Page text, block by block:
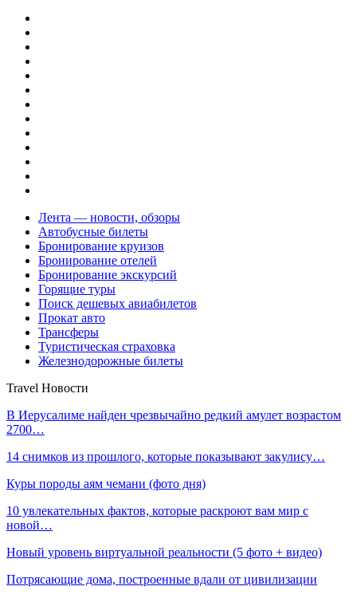
Лента — новости, обзоры
Автобусные билеты
Бронирование круизов
Бронирование отелей
Бронирование экскурсий
Горящие туры
Поиск дешевых авиабилетов
Прокат авто
Трансферы
Туристическая страховка
Железнодорожные билеты
Travel Новости
В Иерусалиме найден чрезвычайно редкий амулет возрастом
2700…
14 снимков из прошлого, которые показывают закулису…
Куры породы аям чемани (фото дня)
10 увлекательных фактов, которые раскроют вам мир с
новой…
Новый уровень виртуальной реальности (5 фото + видео)
Потрясающие дома, построенные вдали от цивилизации